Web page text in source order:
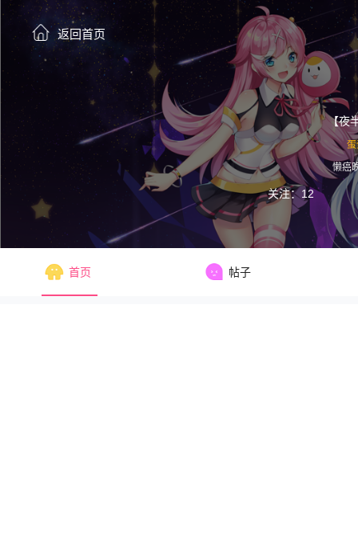
返回首页
【夜
懒癌
关注：12
首页 帖子